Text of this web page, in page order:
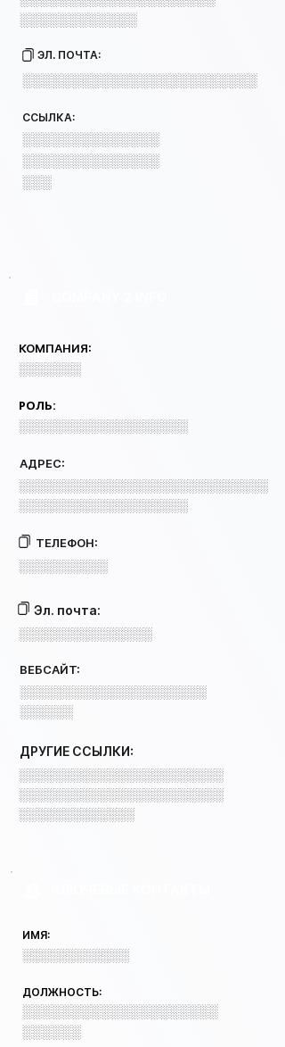
░░░░░░░░░░░░
ЭЛ. ПОЧТА:
░░░░░░░░░░░░░░░░░░░░░░░░
ССЫЛКА:
░░░░░░░░░░░░░░
░░░░░░░░░░░░░░
░░░
КОМПАНИЯ:
░░░░░░░
РОЛЬ:
░░░░░░░░░░░░░░░░░░░
АДРЕС:
░░░░░░░░░░░░░░░░░░░░░░░░░░░░
░░░░░░░░░░░░░░░░░░░
ТЕЛЕФОН:
░░░░░░░░░░
Эл. почта:
░░░░░░░░░░░░░░░
ВЕБСАЙТ:
░░░░░░░░░░░░░░░░░░░░░
░░░░░░
ДРУГИЕ ССЫЛКИ:
░░░░░░░░░░░░░░░░░░░░░░░
░░░░░░░░░░░░░░░░░░░░░░░
░░░░░░░░░░░░░
ИМЯ:
░░░░░░░░░░░░
ДОЛЖНОСТЬ:
░░░░░░░░░░░░░░░░░░░░
░░░░░░